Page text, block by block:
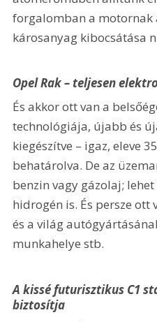
forgalomban a motornak
károsanyag kibocsátása
Opel Rak – teljesen
És akkor ott van a
technológiája, újabb és
kiegészítve – igaz, eleve
behatárolva. De az
benzin vagy gázolaj;
hidrogén is. És persze
és a világ
munkahelye stb.
A kissé futurisztikus C1
biztosítja